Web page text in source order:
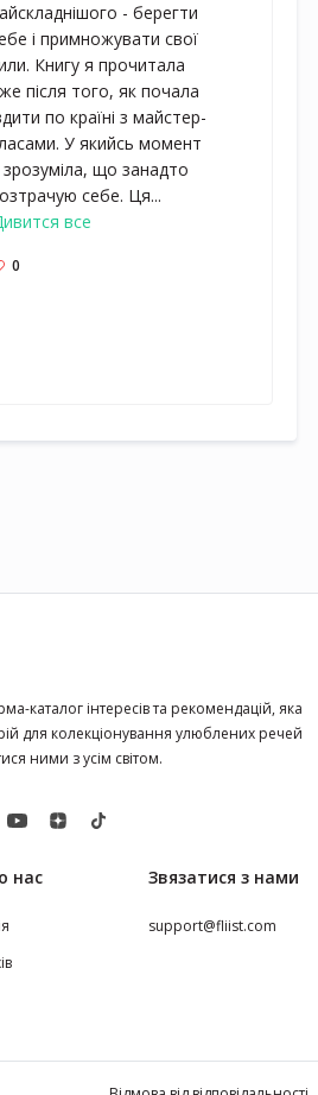
- берегти
і примножувати свої
Книгу я прочитала
після того, як почала
по країні з майстер-
У якийсь момент
зрозуміла, що занадто
себе. Ця...
все
0
каталог інтересів та рекомендацій, яка
для колекціонування улюблених речей
ними з усім світом.
нас Звязатися з нами
support@fliist.com